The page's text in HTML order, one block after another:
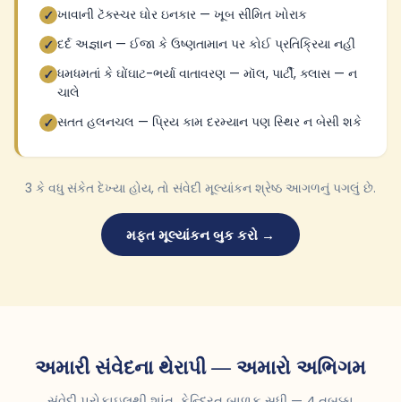
✓ ખાવાની ટૅક્સ્ચર ઘોર ઇનકાર — ખૂબ સીમિત ખોરાક
✓ દર્દ અજ્ઞાન — ઈજા કે ઉષ્ણતામાન પર કોઈ પ્રતિક્રિયા નહીં
✓ ધમધમતાં કે ઘોંઘાટ-ભર્યા વાતાવરણ — મૉલ, પાર્ટી, ક્લાસ — ન
ચાલે
✓ સતત હલનચલ — પ્રિય કામ દરમ્યાન પણ સ્થિર ન બેસી શકે
3 કે વધુ સંકેત દેખ્યા હોય, તો સંવેદી મૂલ્યાંકન શ્રેષ્ઠ આગળનું પગલું છે.
મફત મૂલ્યાંકન બુક કરો →
અમારી સંવેદના થેરાપી — અમારો અભિગમ